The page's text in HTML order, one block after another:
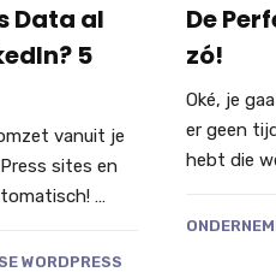
Data al
5
vanuit je
sites en
…
WORDPRESS
De
zó!
Oké, je
er geen
hebt die